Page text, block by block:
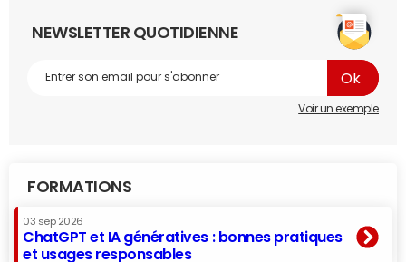
NEWSLETTER QUOTIDIENNE
Voir un exemple
FORMATIONS
03 sep 2026
ChatGPT et IA génératives : bonnes pratiques
et usages responsables